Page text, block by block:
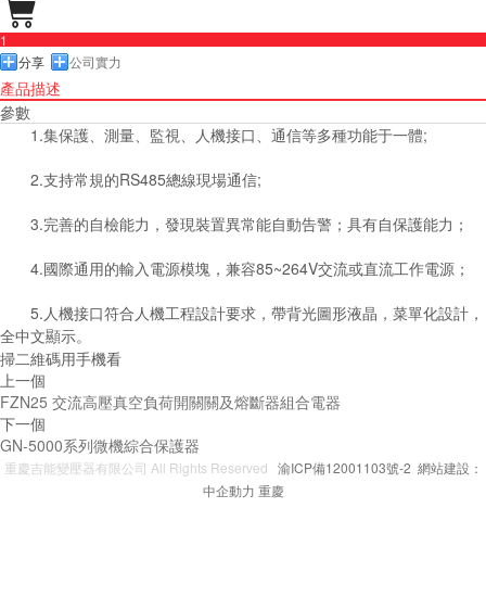

1
分享
公司實力
產品描述
參數
1.集保護、測量、監視、人機接口、通信等多種功能于一體;
2.支持常規的RS485總線現場通信;
3.完善的自檢能力，發現裝置異常能自動告警；具有自保護能力；
4.國際通用的輸入電源模塊，兼容85~264V交流或直流工作電源；
5.人機接口符合人機工程設計要求，帶背光圖形液晶，菜單化設計，
全中文顯示。
掃二維碼用手機看
上一個
FZN25 交流高壓真空負荷開關關及熔斷器組合電器
下一個
GN-5000系列微機綜合保護器
重慶吉能變壓器有限公司 All Rights Reserved 渝ICP備12001103號-2 網站建設：
中企動力 重慶